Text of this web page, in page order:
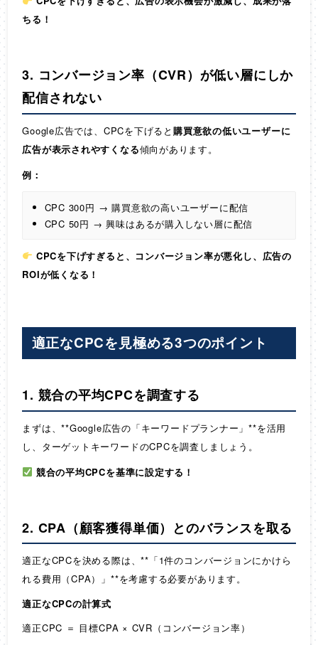
ちる！
3. コンバージョン率（CVR）が低い層にしか
配信されない
Google広告では、CPCを下げると購買意欲の低いユーザーに
広告が表示されやすくなる傾向があります。
例：
CPC 300円 → 購買意欲の高いユーザーに配信
CPC 50円 → 興味はあるが購入しない層に配信
CPCを下げすぎると、コンバージョン率が悪化し、広告の
ROIが低くなる！
適正なCPCを見極める3つのポイント
1. 競合の平均CPCを調査する
まずは、**Google広告の「キーワードプランナー」**を活用
し、ターゲットキーワードのCPCを調査しましょう。
競合の平均CPCを基準に設定する！
2. CPA（顧客獲得単価）とのバランスを取る
適正なCPCを決める際は、**「1件のコンバージョンにかけら
れる費用（CPA）」**を考慮する必要があります。
適正なCPCの計算式
適正CPC ＝ 目標CPA × CVR（コンバージョン率）